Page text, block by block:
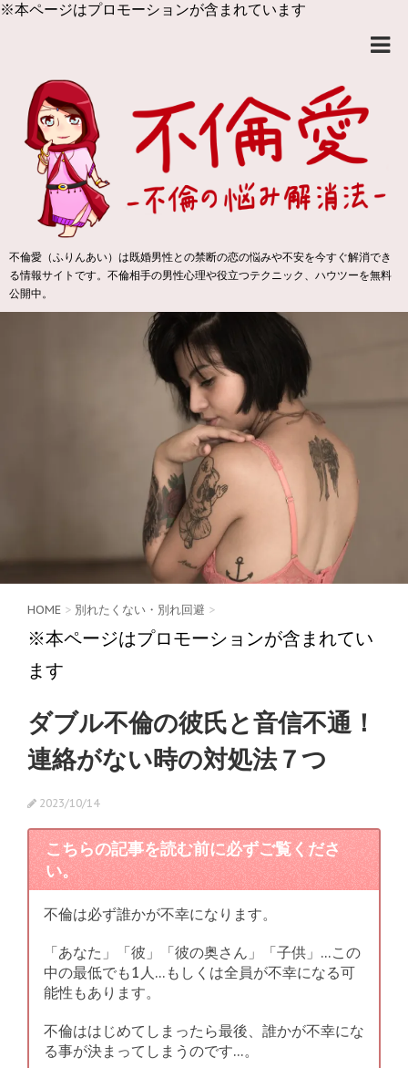
※本ページはプロモーションが含まれています
不倫愛（ふりんあい）は既婚男性との禁断の恋の悩みや不安を今すぐ解消でき
る情報サイトです。不倫相手の男性心理や役立つテクニック、ハウツーを無料
公開中。
HOME > 別れたくない・別れ回避 >
※本ページはプロモーションが含まれてい
ます
ダブル不倫の彼氏と音信不通！
連絡がない時の対処法７つ
2023/10/14
こちらの記事を読む前に必ずご覧くださ
い。
不倫は必ず誰かが不幸になります。
「あなた」「彼」「彼の奥さん」「子供」…この
中の最低でも1人…もしくは全員が不幸になる可
能性もあります。
不倫ははじめてしまったら最後、誰かが不幸にな
る事が決まってしまうのです…。